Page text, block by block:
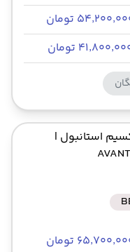
تومان
تومان
استانبول |
تومان